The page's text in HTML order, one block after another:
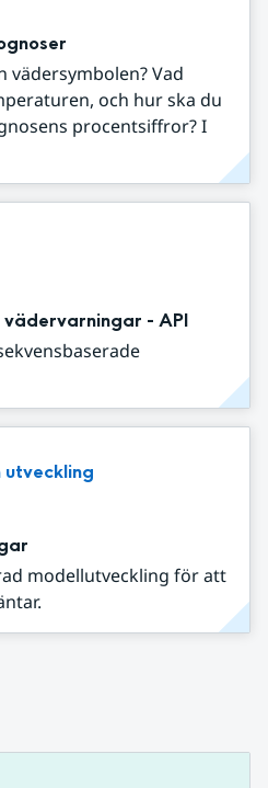
vädersymbolen? Vad
och hur ska du
procentsiffror? I
vädervarningar - API
utveckling
modellutveckling för att